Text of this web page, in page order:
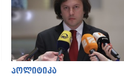
პოლიტიკა